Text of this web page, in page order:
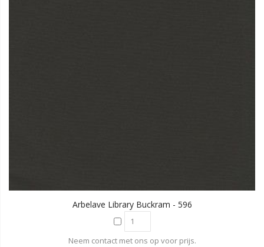
Arbelave Library Buckram - 596
Neem contact met ons op voor prijs.